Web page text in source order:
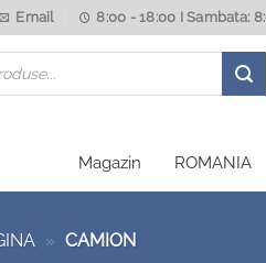
Email 8:00 - 18:00 I Sambata:
Magazin ROMANIA
» CAMION